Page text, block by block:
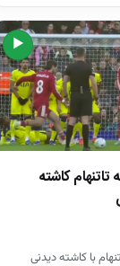
▶
کاشته
با کاشته دیدنی